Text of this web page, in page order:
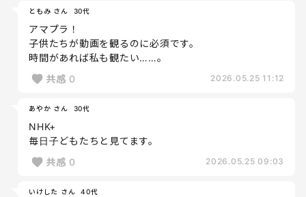
ともみ さん 30代
アマプラ！
子供たちが動画を観るのに必須です。
時間があれば私も観たい……。
共感 0 2026.05.25 11:12
あやか さん 30代
NHK+
毎日子どもたちと見てます。
共感 0 2026.05.25 09:03
いけした さん 40代